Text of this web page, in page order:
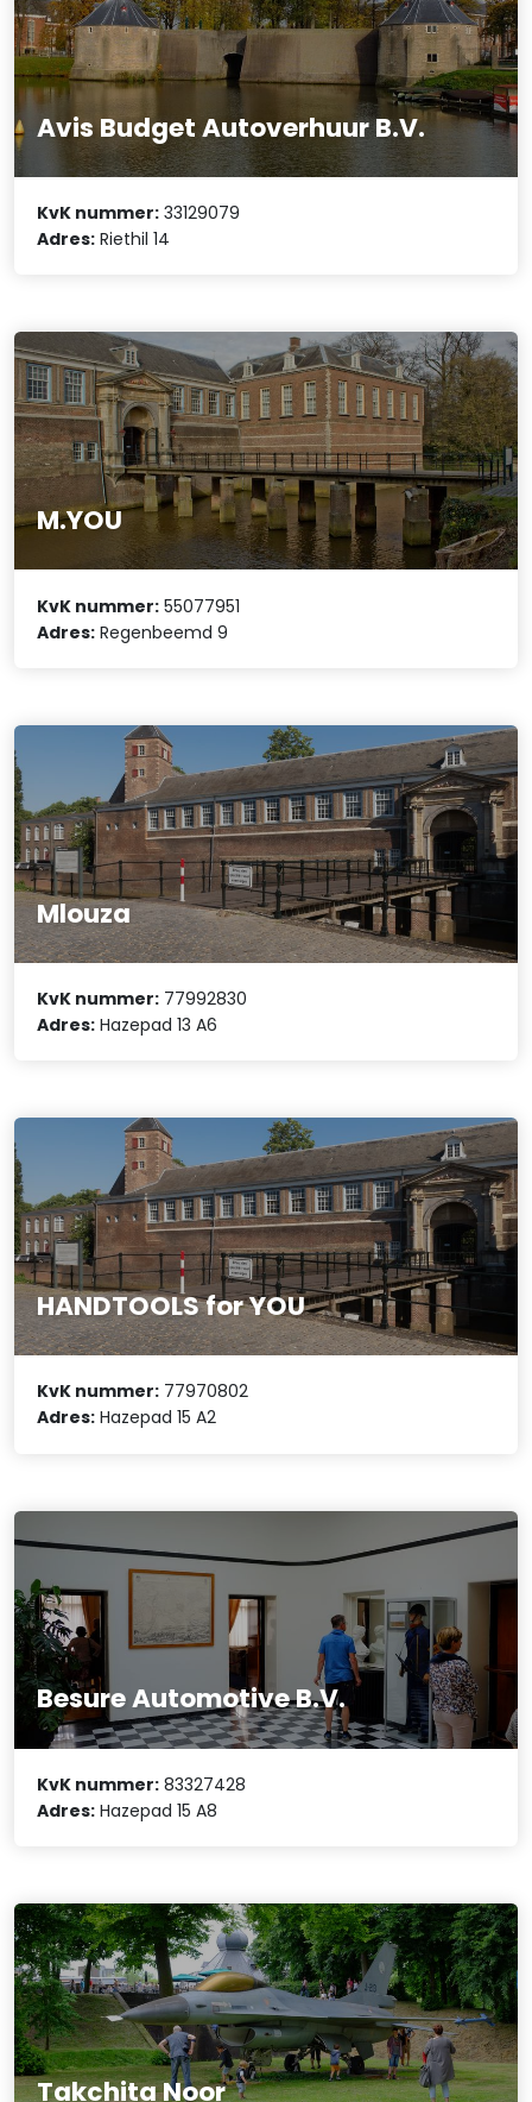
Avis Budget Autoverhuur B.V.
KvK nummer: 33129079
Adres: Riethil 14
M.YOU
KvK nummer: 55077951
Adres: Regenbeemd 9
Mlouza
KvK nummer: 77992830
Adres: Hazepad 13 A6
HANDTOOLS for YOU
KvK nummer: 77970802
Adres: Hazepad 15 A2
Besure Automotive B.V.
KvK nummer: 83327428
Adres: Hazepad 15 A8
Takchita Noor